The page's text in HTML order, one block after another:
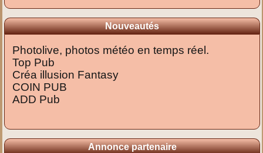
Nouveautés
Photolive, photos météo en temps réel.
Top Pub
Créa illusion Fantasy
COIN PUB
ADD Pub
Annonce partenaire